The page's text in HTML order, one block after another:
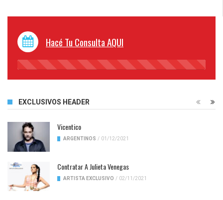
Hacé Tu Consulta AQUI
45%
EXCLUSIVOS HEADER
Vicentico
ARGENTINOS / 01/12/2021
Contratar A Julieta Venegas
ARTISTA EXCLUSIVO / 02/11/2021